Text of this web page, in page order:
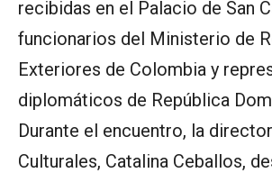
recibidas en el Palacio de San
funcionarios del Ministerio de
Exteriores de Colombia y
diplomáticos de República
Durante el encuentro, la
Culturales, Catalina Ceballos,